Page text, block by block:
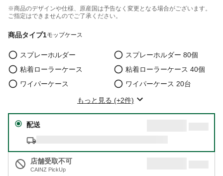
※商品のデザインや仕様、原産国は予告なく変更となる場合がございます。
ご指定はできませんのでご了承ください。
商品タイプ1モップケース
スプレーホルダー
スプレーホルダー 80個
粘着ローラーケース
粘着ローラーケース 40個
ワイパーケース
ワイパーケース 20台
もっと見る (+2件)
配送
店舗受取不可
CAINZ PickUp